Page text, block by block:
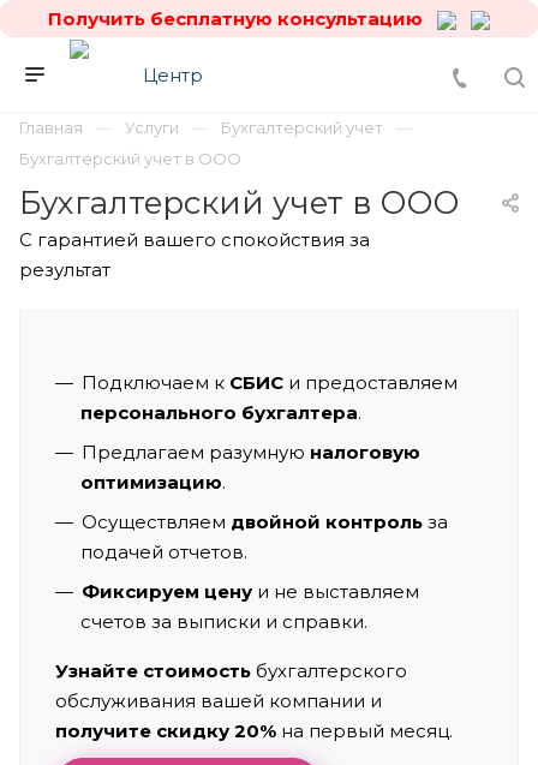
Получить бесплатную консультацию
Главная Услуги
Бухгалтерский учет
Бухгалтерский учет в ООО
Бухгалтерский учет в ООО
С гарантией вашего спокойствия за
результат
Подключаем к СБИС и предоставляем
персонального бухгалтера.
Предлагаем разумную налоговую
оптимизацию.
Осуществляем двойной контроль за
подачей отчетов.
Фиксируем цену и не выставляем
счетов за выписки и справки.
Узнайте стоимость бухгалтерского
обслуживания вашей компании и
получите скидку 20% на первый месяц.